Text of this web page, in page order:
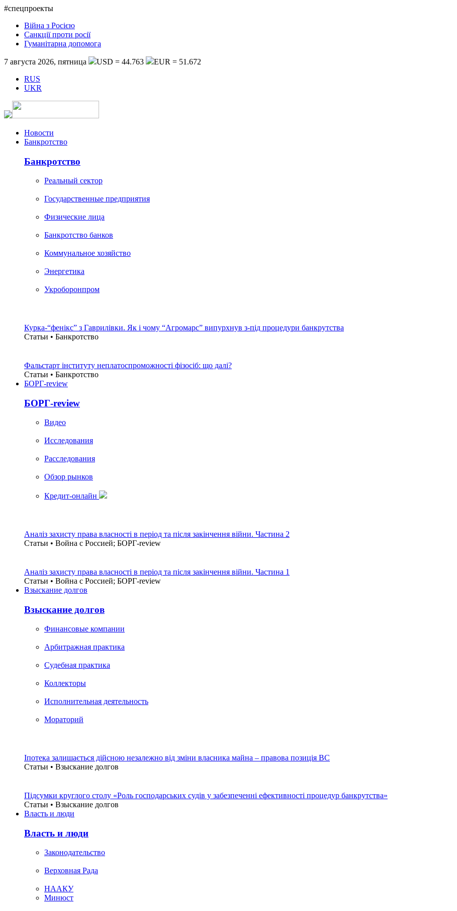
#спецпроекты
Війна з Росією
Санкції проти росії
Гуманітарна допомога
7 августа 2026, пятница USD = 44.763
EUR = 51.672
RUS
UKR
Новости
Банкротство
Банкротство
Реальный сектор
Государственные предприятия
Физические лица
Банкротство банков
Коммунальное хозяйство
Энергетика
Укроборонпром
Курка-“фенікс” з Гаврилівки. Як і чому “Агромарс” випурхнув з-під процедури банкрутства
Статьи • Банкротство
Фальстарт інституту неплатоспроможності фізосіб: що далі?
Статьи • Банкротство
БОРГ-review
БОРГ-review
Видео
Исследования
Расследования
Обзор рынков
Кредит-онлайн
Аналіз захисту права власності в період та після закінчення війни. Частина 2
Статьи • Война с Россией; БОРГ-review
Аналіз захисту права власності в період та після закінчення війни. Частина 1
Статьи • Война с Россией; БОРГ-review
Взыскание долгов
Взыскание долгов
Финансовые компании
Арбитражная практика
Судебная практика
Коллекторы
Исполнительная деятельность
Мораторий
Іпотека залишається дійсною незалежно від зміни власника майна – правова позиція ВС
Статьи • Взыскание долгов
Підсумки круглого столу «Роль господарських судів у забезпеченні ефективності процедур банкрутства»
Статьи • Взыскание долгов
Власть и люди
Власть и люди
Законодательство
Верховная Рада
НААКУ
Минюст